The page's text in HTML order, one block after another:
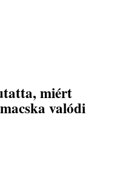
miért
valódi